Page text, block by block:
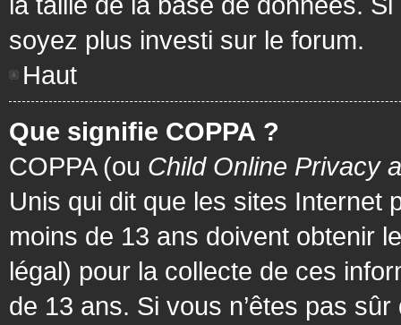
soyez plus investi sur le forum.
Haut
Que signifie COPPA ?
COPPA (ou Child Online Privacy
Unis qui dit que les sites Internet
moins de 13 ans doivent obtenir
légal) pour la collecte de ces
de 13 ans. Si vous n’êtes pas